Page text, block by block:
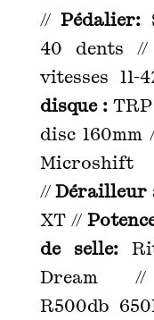
// Pédalier:
40 dents //
vitesses 11-
disque :
disc 160mm
//Dérailleur
XT //
de selle:
Dream //
R500db